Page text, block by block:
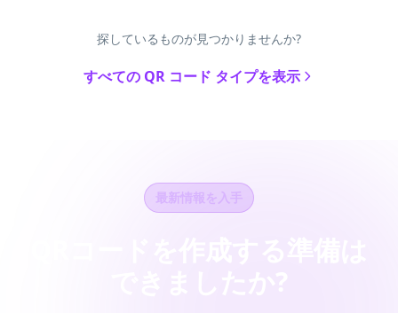
探しているものが見つかりませんか?
すべての QR コード タイプを表示
最新情報を入手